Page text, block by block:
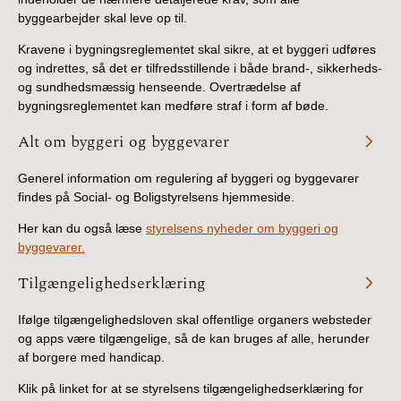
2019)
BR18 (1/1-4/7 2019)
BR18 (1/7-31/12
2018)
BR15 (2015-2018)
Tidligere BR (1961-
2010)
byggearbejder skal leve op til.
Kravene i bygningsreglementet skal sikre, at et byggeri udføres
og indrettes, så det er tilfredsstillende i både brand-, sikkerheds-
og sundhedsmæssig henseende. Overtrædelse af
bygningsreglementet kan medføre straf i form af bøde.
Alt om byggeri og byggevarer
Generel information om regulering af byggeri og byggevarer
findes på Social- og Boligstyrelsens hjemmeside.
Her kan du også læse styrelsens nyheder om byggeri og
byggevarer.
Tilgængelighedserklæring
Ifølge tilgængelighedsloven skal offentlige organers websteder
og apps være tilgængelige, så de kan bruges af alle, herunder
af borgere med handicap.
Klik på linket for at se styrelsens tilgængelighedserklæring for